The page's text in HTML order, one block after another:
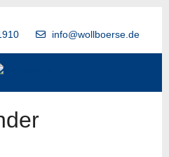
info@wollboerse.de